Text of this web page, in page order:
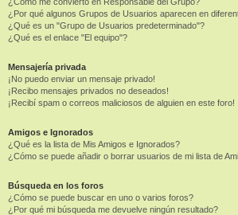
¿Por qué algunos Grupos de Usuarios aparecen en
¿Qué es un "Grupo de Usuarios predeterminado"?
¿Qué es el enlace "El equipo"?
Mensajería privada
¡No puedo enviar un mensaje privado!
¡Recibo mensajes privados no deseados!
¡Recibí spam o correos maliciosos de alguien en este foro!
Amigos e Ignorados
¿Qué es la lista de Mis Amigos e Ignorados?
¿Cómo se puede añadir o borrar usuarios de mi lista de
Búsqueda en los foros
¿Cómo se puede buscar en uno o varios foros?
¿Por qué mi búsqueda me devuelve ningún resultado?